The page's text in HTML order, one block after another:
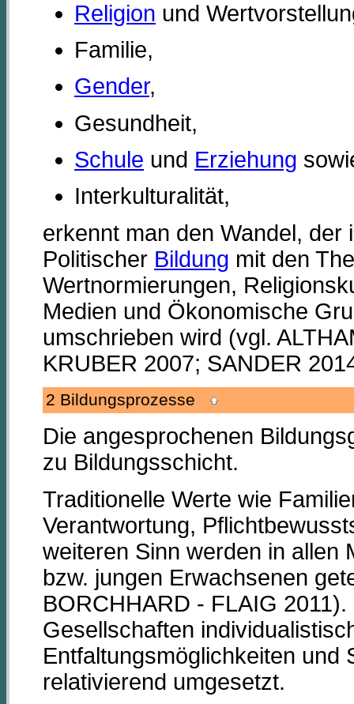
Religion und
Familie,
Gender,
Gesundheit,
Schule und Erziehung
Interkulturalität,
erkennt man den Wandel,
Politischer Bildung mit den
Wertnormierungen,
Medien und Ökonomische
umschrieben wird (vgl.
KRUBER 2007; SANDER
2 Bildungsprozesse
Die angesprochenen
zu Bildungsschicht.
Traditionelle Werte wie
Verantwortung,
weiteren Sinn werden in allen
bzw. jungen Erwachsenen
BORCHHARD - FLAIG
Gesellschaften
Entfaltungsmöglichkeiten und
relativierend umgesetzt.